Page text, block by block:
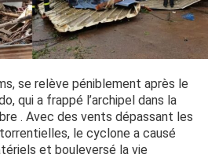
se relève péniblement après le
qui a frappé l’archipel dans la
. Avec des vents dépassant les
le cyclone a causé
et bouleversé la vie